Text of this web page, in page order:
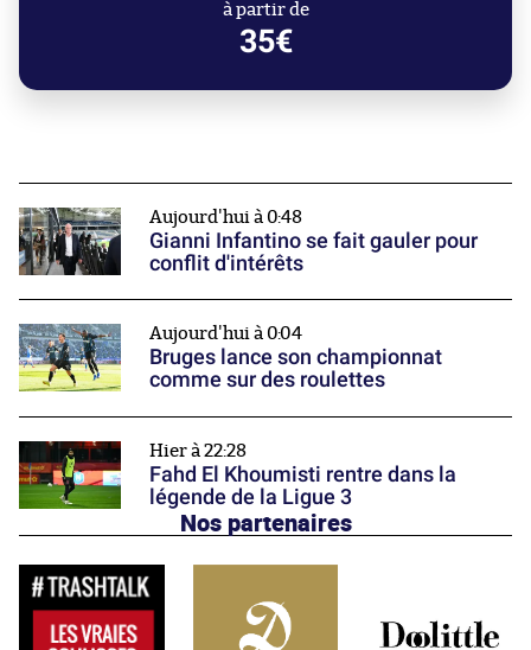
à partir de
35€
Aujourd'hui à 0:48
Gianni Infantino se fait gauler pour
conflit d'intérêts
Aujourd'hui à 0:04
Bruges lance son championnat
comme sur des roulettes
Hier à 22:28
Fahd El Khoumisti rentre dans la
légende de la Ligue 3
Nos partenaires